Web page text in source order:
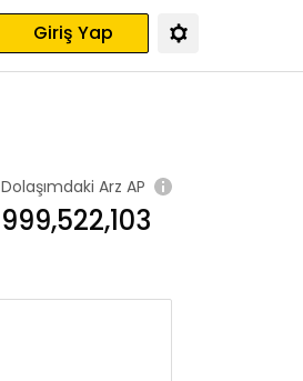
Giriş Yap
Dolaşımdaki Arz AP
999,522,103